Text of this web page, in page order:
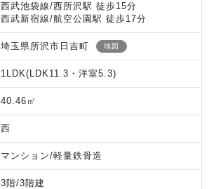
西武池袋線/西所沢駅 徒歩15分
西武新宿線/航空公園駅 徒歩17分
埼玉県所沢市日吉町 地図
1LDK(LDK11.3・洋室5.3)
40.46㎡
西
マンション/軽量鉄骨造
3階/3階建